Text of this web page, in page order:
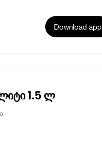
Download app
1.5 ლ